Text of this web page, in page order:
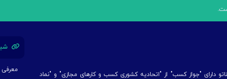
دارای "جواز کسب" از "اتحادیه کشوری کسب و کارهای مجازی" و "نماد
معرفی